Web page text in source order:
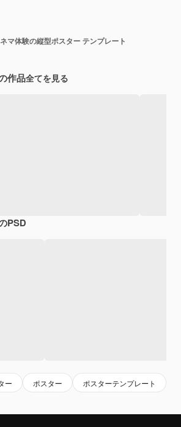
マ体験の縦型ポスター テンプレート
作品全てを見る
PSD
ー ポスター ポスターテンプレート